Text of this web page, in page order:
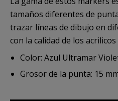
tamaños diferentes de
trazar líneas de dibujo en
con la calidad de los
Color: Azul Ultramar
Grosor de la punta: 15